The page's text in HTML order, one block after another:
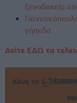
ξενοδοχείο
γήπεδα
Δείτε ΕΔΩ τα
Κάνε το